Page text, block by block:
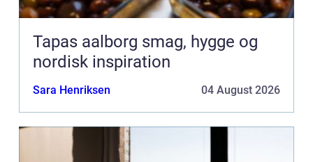
Tapas aalborg smag, hygge og
nordisk inspiration
Sara Henriksen 04 August 2026